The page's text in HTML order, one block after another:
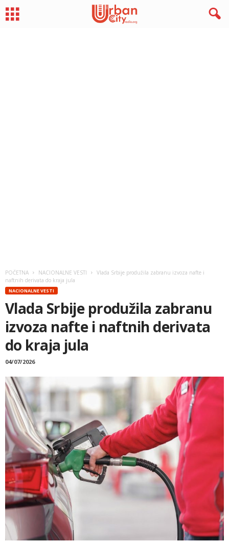
POČETNA NACIONALNE VESTI
Vlada Srbije produžila zabranu izvoza nafte i
naftnih derivata do kraja jula
NACIONALNE VESTI
Vlada Srbije produžila zabranu
izvoza nafte i naftnih derivata
do kraja jula
04/07/2026